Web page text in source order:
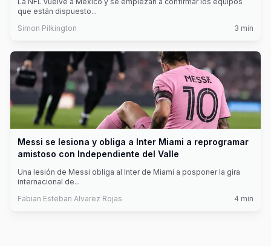
que están dispuesto...
Simon Pilkington
3 min
Messi se lesiona y obliga a Inter Miami a reprogramar
amistoso con Independiente del Valle
Una lesión de Messi obliga al Inter de Miami a posponer la gira
internacional de...
Fabian Esteban Alvarez Rojas
4 min